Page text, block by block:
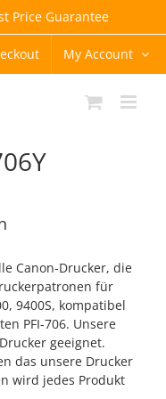
Price Guarantee
My Account
Canon-Drucker, die
für
9400S, kompatibel
PFI-706. Unsere
geeignet.
das unsere Drucker
wird jedes Produkt